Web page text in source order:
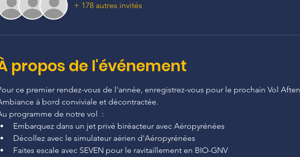
+ 178 autres invités
propos de l'événement
ce premier rendez-vous de l'année, enregistrez-vous pour le prochain Vol
à bord conviviale et décontractée.
programme de notre vol  :
Embarquez dans un jet privé biréacteur avec Aéropyrénées
Décollez avec le simulateur aérien d'Aéropyrénées
Faites escale avec SEVEN pour le ravitaillement en BIO-GNV